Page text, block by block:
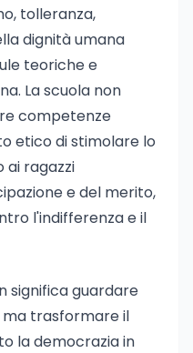
tolleranza,
dignità umana
teoriche e
La scuola non
competenze
etico di stimolare lo
ai ragazzi
e del merito,
l'indifferenza e il
significa guardare
ma trasformare il
la democrazia in